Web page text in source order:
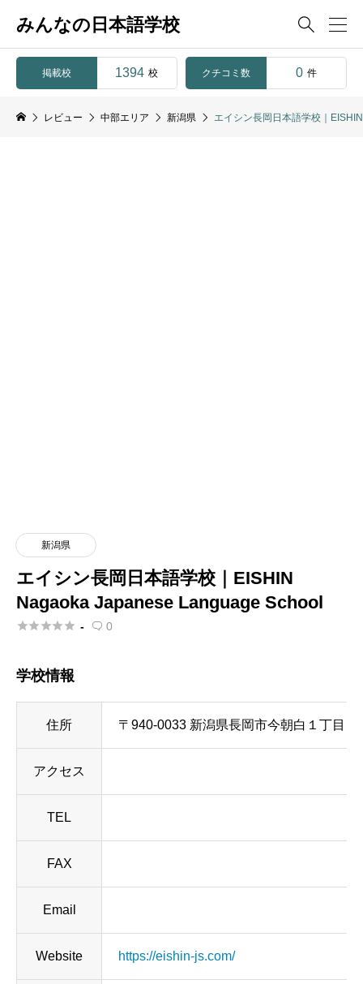
みんなの日本語学校 
掲載校 1394 校 クチコミ数 0 件
レビュー 中部エリア 新潟県 エイシン長岡日本語学校｜
新潟県
エイシン長岡日本語学校｜EISHIN
Nagaoka Japanese Language School
 -  0
学校情報
住所 〒940-0033 新潟県長岡市今朝白１丁目１
アクセス
TEL
FAX
Email
Website https://eishin-js.com/